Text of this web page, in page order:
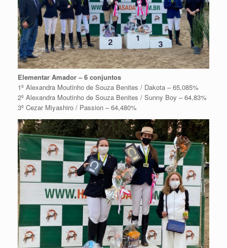
Elementar Amador – 6 conjuntos
1º Alexandra Moutinho de Souza Benites / Dakota – 65,085%
2º Alexandra Moutinho de Souza Benites / Sunny Boy – 64,83%
3º Cezar Miyashiro / Passion – 64,480%